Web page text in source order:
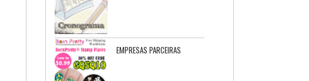
EMPRESAS PARCEIRAS